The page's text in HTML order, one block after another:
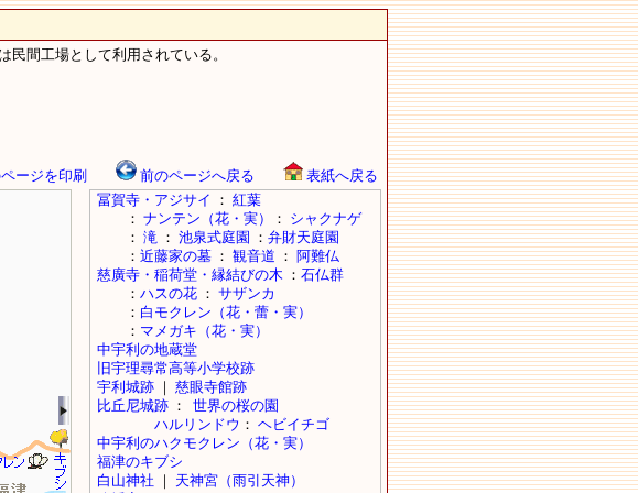
間工場として利用されている。
ージを印刷 前のページへ戻る 表紙へ戻る